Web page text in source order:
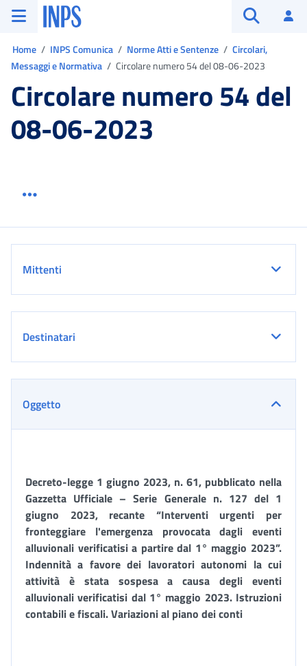
Vai al menu principale
Vai al contenuto principale
Vai al pie' di pagina
INPS ()
Home INPS Comunica Norme Atti e Sentenze
Circolari,
Messaggi e Normativa
Circolare numero 54 del 08-06-2023
Circolare numero 54 del
08-06-2023
Mittenti
Destinatari
Oggetto
Decreto-legge 1 giugno 2023, n. 61, pubblicato nella
Gazzetta Ufficiale – Serie Generale n. 127 del 1
giugno 2023, recante “Interventi urgenti per
fronteggiare l'emergenza provocata dagli eventi
alluvionali verificatisi a partire dal 1° maggio 2023”.
Indennitàa favoredei lavoratori autonomi la cui
attività è stata sospesa a causa degli eventi
alluvionali verificatisi dal 1° maggio 2023. Istruzioni
contabili e fiscali. Variazionial piano dei conti